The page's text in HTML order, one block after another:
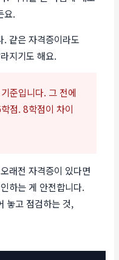
요.
. 같은 자격증이라도
지기도 해요.
준입니다. 그 전에
점. 8학점이 차이
래전 자격증이 있다면
하는 게 안전합니다.
놓고 점검하는 것,